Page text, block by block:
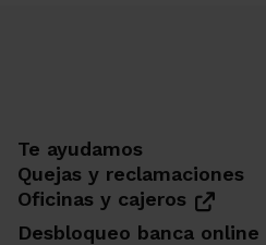
Te ayudamos
Quejas y reclamaciones
Oficinas y cajeros
Desbloqueo banca online